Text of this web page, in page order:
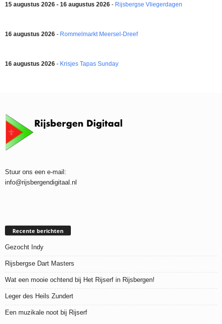
15 augustus 2026 - 16 augustus 2026 - Rijsbergse Vliegerdagen
16 augustus 2026 - Rommelmarkt Meersel-Dreef
16 augustus 2026 - Krisjes Tapas Sunday
Stuur ons een e-mail:
info@rijsbergendigitaal.nl
Recente berichten
Gezocht Indy
Rijsbergse Dart Masters
Wat een mooie ochtend bij Het Rijserf in Rijsbergen!
Leger des Heils Zundert
Een muzikale noot bij Rijserf